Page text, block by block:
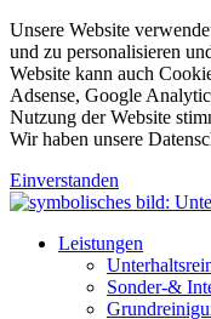
Unsere Website
und zu personalisieren
Website kann auch
Adsense, Google
Nutzung der Website
Wir haben unsere
Einverstanden
Leistungen
Sonder-&